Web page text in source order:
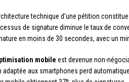
technique d’une pétition
de signature diminue le taux de
en moins de 30 secondes, avec un
mobile est devenue non-
adaptée aux smartphones perd